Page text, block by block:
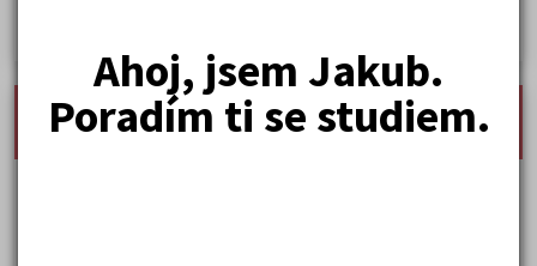
Ahoj, jsem Jakub.
Poradím ti se studiem.
nejnovější seminárky, maturitní otázky a čtenářsky
deník